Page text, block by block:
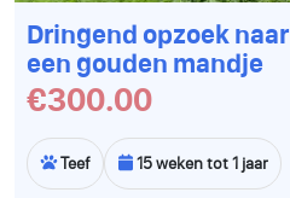
Dringend opzoek naar
een gouden mandje
€300.00
Teef 15 weken tot 1 jaar